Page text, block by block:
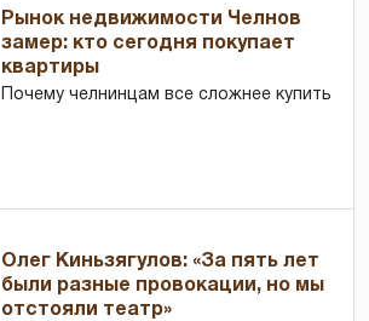
Рынок недвижимости Челнов
замер: кто сегодня покупает
квартиры
Почему челнинцам все сложнее купить
Олег Киньзягулов: «За пять лет
были разные провокации, но мы
отстояли театр»